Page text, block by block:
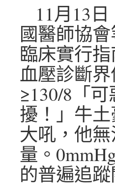
11月13
國醫師協
臨床實行
血壓診斷
≥130/8「
擾！」牛
大吼，他
量。
的普遍追蹤